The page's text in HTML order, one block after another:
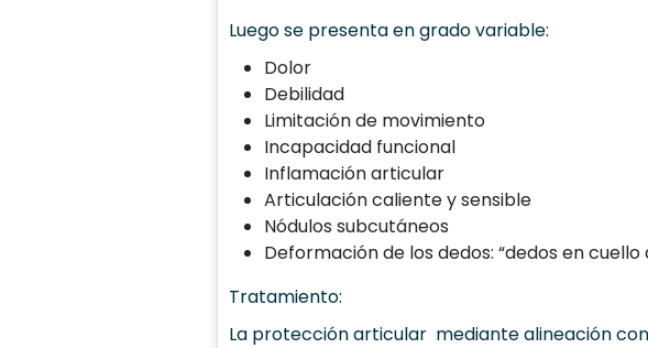
Luego se presenta en grado variable:
Dolor
Debilidad
Limitación de movimiento
Incapacidad funcional
Inflamación articular
Articulación caliente y sensible
Nódulos subcutáneos
Deformación de los dedos: “dedos en cuello
Tratamiento:
La protección articular mediante alineación